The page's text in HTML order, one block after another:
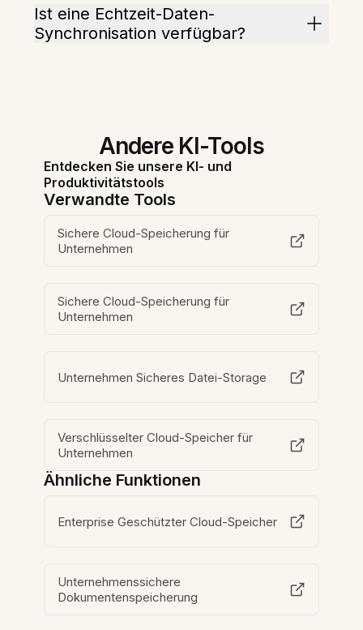
Ist eine Echtzeit-Daten-
Synchronisation verfügbar?
Andere KI-Tools
Entdecken Sie unsere KI- und
Produktivitätstools
Verwandte Tools
Sichere Cloud-Speicherung für
Unternehmen
Sichere Cloud-Speicherung für
Unternehmen
Unternehmen Sicheres Datei-Storage
Verschlüsselter Cloud-Speicher für
Unternehmen
Ähnliche Funktionen
Enterprise Geschützter Cloud-Speicher
Unternehmenssichere
Dokumentenspeicherung